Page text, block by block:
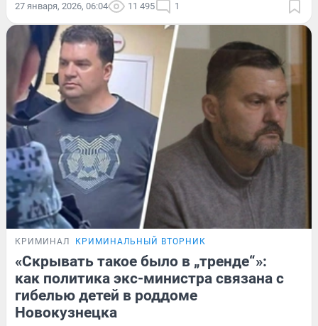
27 января, 2026, 06:04 11 495 1
КРИМИНАЛ КРИМИНАЛЬНЫЙ ВТОРНИК
«Скрывать такое было в „тренде“»:
как политика экс-министра связана с
гибелью детей в роддоме
Новокузнецка